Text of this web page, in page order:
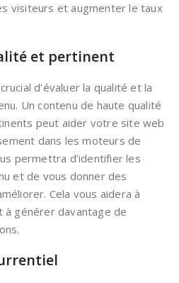
visiteurs et augmenter le taux
et pertinent
d’évaluer la qualité et la
Un contenu de haute qualité
peut aider votre site web
dans les moteurs de
permettra d’identifier les
et de vous donner des
Cela vous aidera à
à générer davantage de